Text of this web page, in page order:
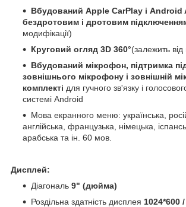
Вбудований Apple CarPlay і Android
бездротовим і дротовим
модифікації)
Круговий огляд 3D 360°(залежить від
Вбудований мікрофон, підтримка
зовнішнього мікрофону і зовнішній
комплекті для гучного зв'язку і
системі Android
Мова екранного меню: українська,
англійська, французька, німецька,
арабська та ін. 60 мов.
Дисплей:
Діагональ 9" (дюйма)
Роздільна здатність дисплея 1024*600